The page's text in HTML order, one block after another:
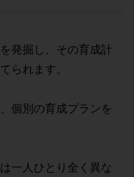
発掘し、その育成計
られます。
個別の育成プランを
一人ひとり全く異な